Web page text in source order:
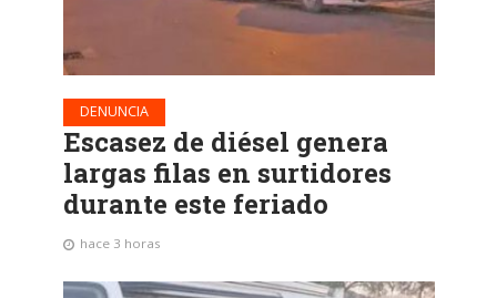
DENUNCIA
Escasez de diésel genera
largas filas en surtidores
durante este feriado
hace 3 horas